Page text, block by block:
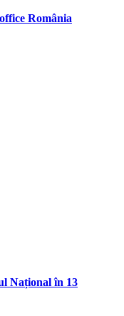
România
Național în 13